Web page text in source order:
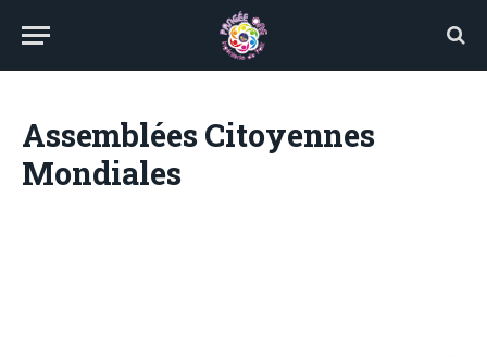
Assemblées Citoyennes
Mondiales